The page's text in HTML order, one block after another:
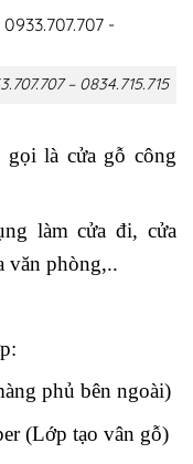
– 0834.715.715
là cửa gỗ công
làm cửa đi, cửa
văn phòng,..
phủ bên ngoài)
(Lớp tạo vân gỗ)